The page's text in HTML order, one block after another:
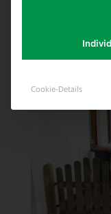
Cookie-Details